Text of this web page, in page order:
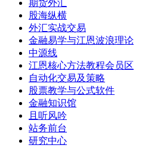
期货外汇
股海纵横
外汇实战交易
金融易学与江恩波浪理论
中源线
江恩核心方法教程会员区
自动化交易及策略
股票教学与公式软件
金融知识馆
且听风吟
站务前台
研究中心